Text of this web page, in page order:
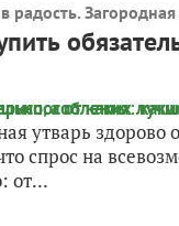
радость.
утварь здорово
спрос на
от...